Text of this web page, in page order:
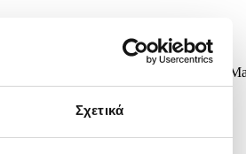
Σχετικά
the Madrid Open tennis tournament in